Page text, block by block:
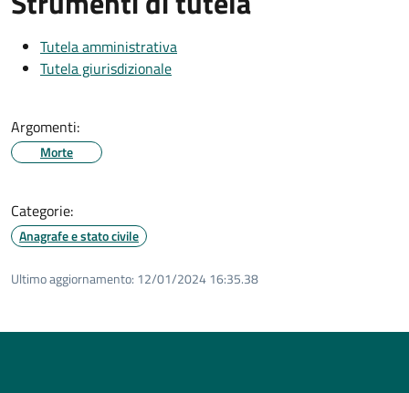
Tutela amministrativa
Tutela giurisdizionale
Argomenti:
Morte
Categorie:
Anagrafe e stato civile
Ultimo aggiornamento: 12/01/2024 16:35.38